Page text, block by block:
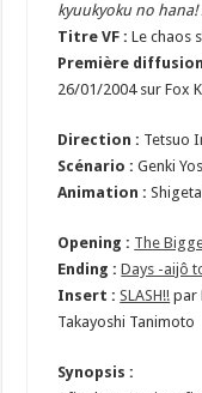
kyuukyoku no
Titre VF : Le chaos
Première
26/01/2004 sur Fox
Direction : Tetsuo
Scénario : Genki
Animation :
Opening : The
Ending : Days -aijô
Insert : SLASH!! par
Takayoshi Tanimoto
Synopsis :